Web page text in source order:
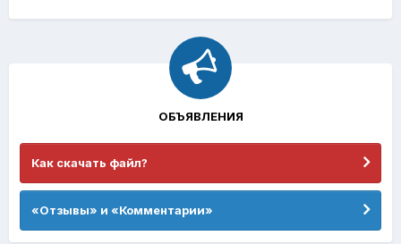
ОБЪЯВЛЕНИЯ
Как скачать файл?
«Отзывы» и «Комментарии»